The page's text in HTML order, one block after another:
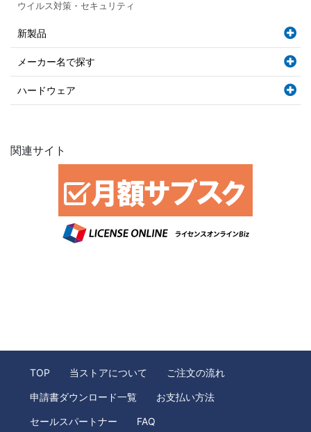
ウイルス対策・セキュリティ
新製品
メーカー名で探す
ハードウェア
関連サイト
TOP 当ストアについて ご注文の流れ
申請書ダウンロード一覧 お支払い方法
セールスパートナー FAQ